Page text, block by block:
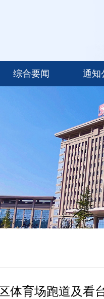
综合要闻 通知
体育场跑道及看